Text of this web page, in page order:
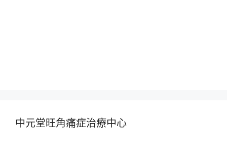
中元堂旺角痛症治療中心